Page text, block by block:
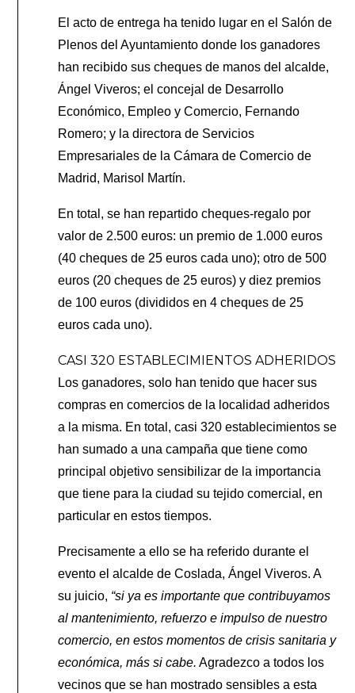
El acto de entrega ha tenido lugar en el Salón de
Plenos del Ayuntamiento donde los ganadores
han recibido sus cheques de manos del alcalde,
Ángel Viveros; el concejal de Desarrollo
Económico, Empleo y Comercio, Fernando
Romero; y la directora de Servicios
Empresariales de la Cámara de Comercio de
Madrid, Marisol Martín.
En total, se han repartido cheques-regalo por
valor de 2.500 euros: un premio de 1.000 euros
(40 cheques de 25 euros cada uno); otro de 500
euros (20 cheques de 25 euros) y diez premios
de 100 euros (divididos en 4 cheques de 25
euros cada uno).
CASI 320 ESTABLECIMIENTOS ADHERIDOS
Los ganadores, solo han tenido que hacer sus
compras en comercios de la localidad adheridos
a la misma. En total, casi 320 establecimientos se
han sumado a una campaña que tiene como
principal objetivo sensibilizar de la importancia
que tiene para la ciudad su tejido comercial, en
particular en estos tiempos.
Precisamente a ello se ha referido durante el
evento el alcalde de Coslada, Ángel Viveros. A
su juicio, “si ya es importante que contribuyamos
al mantenimiento, refuerzo e impulso de nuestro
comercio, en estos momentos de crisis sanitaria y
económica, más si cabe. Agradezco a todos los
vecinos que se han mostrado sensibles a esta